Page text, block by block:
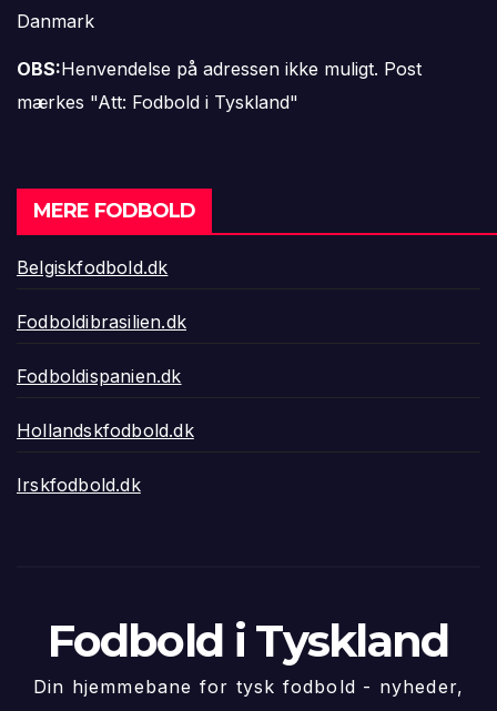
Danmark
OBS:Henvendelse på adressen ikke muligt. Post
mærkes "Att: Fodbold i Tyskland"
MERE FODBOLD
Belgiskfodbold.dk
Fodboldibrasilien.dk
Fodboldispanien.dk
Hollandskfodbold.dk
Irskfodbold.dk
Fodbold i Tyskland
Din hjemmebane for tysk fodbold - nyheder,